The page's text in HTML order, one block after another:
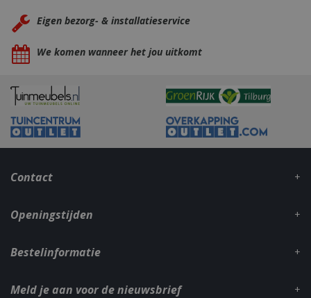
Eigen bezorg- & installatieservice
We komen wanneer het jou uitkomt
Contact
Openingstijden
Bestelinformatie
Meld je aan voor de nieuwsbrief